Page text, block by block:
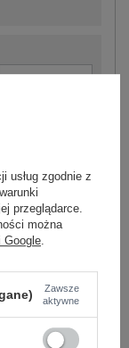
-
usług zgodnie z
przeglądarce.
można
Google
Zawsze
aktywne